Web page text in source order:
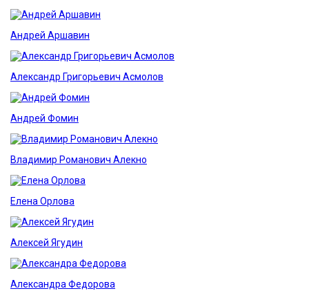
Андрей Аршавин
Александр Григорьевич Асмолов
Андрей Фомин
Владимир Романович Алекно
Елена Орлова
Алексей Ягудин
Александра Федорова